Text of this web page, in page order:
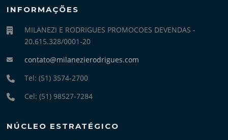
INFORMAÇÕES
MILANEZI E RODRIGUES PROMOCOES DEVENDAS -
20.615.328/0001-20
contato@milanezierodrigues.com
Tel: (51) 3574-2700
Cel: (51) 98527-7284
NÚCLEO ESTRATÉGICO